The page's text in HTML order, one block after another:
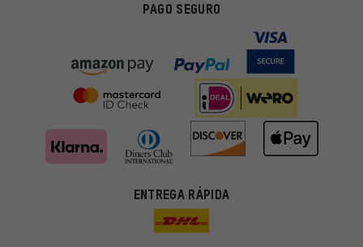
PAGO SEGURO
ENTREGA RÁPIDA